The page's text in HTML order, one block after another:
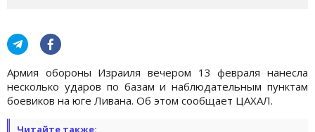
Армия обороны Израиля вечером 13 февраля нанесла
несколько ударов по базам и наблюдательным пунктам
боевиков на юге Ливана. Об этом сообщает ЦАХАЛ.
Читайте также: